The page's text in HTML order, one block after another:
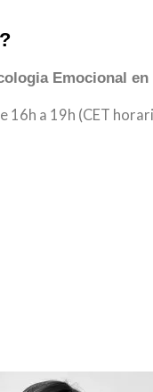
Emocional
16h a 19h (CET